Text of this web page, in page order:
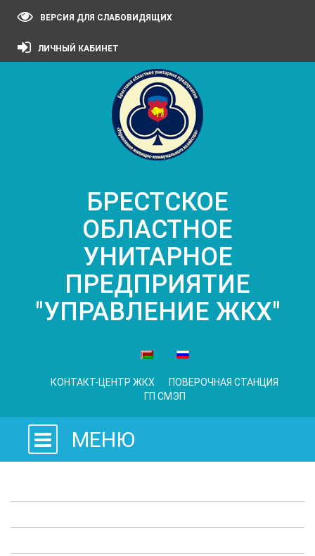
ВЕРСИЯ ДЛЯ СЛАБОВИДЯЩИХ
ЛИЧНЫЙ КАБИНЕТ
БРЕСТСКОЕ
ОБЛАСТНОЕ
УНИТАРНОЕ
ПРЕДПРИЯТИЕ
"УПРАВЛЕНИЕ ЖКХ"
КОНТАКТ-ЦЕНТР ЖКХ
ПОВЕРОЧНАЯ СТАНЦИЯ
ГП СМЭП
МЕНЮ